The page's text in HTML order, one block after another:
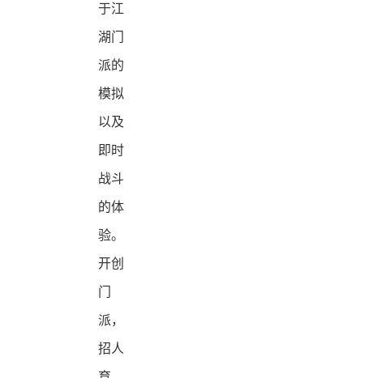
于江
湖门
派的
模拟
以及
即时
战斗
的体
验。
开创
门
派，
招人